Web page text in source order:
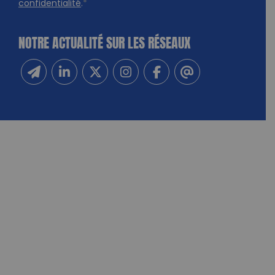
confidentialité.*
NOTRE ACTUALITÉ SUR LES RÉSEAUX